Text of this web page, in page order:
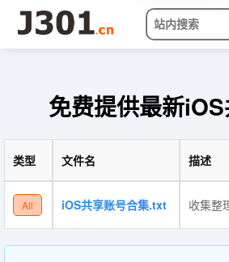
免费提供最新
类型 文件名 描述
All iOS共享账号合集.txt 收集整